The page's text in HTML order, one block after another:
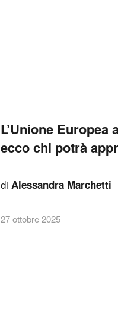
L’Unione
ecco chi potrà
di Alessandra Marchetti
27 ottobre 2025